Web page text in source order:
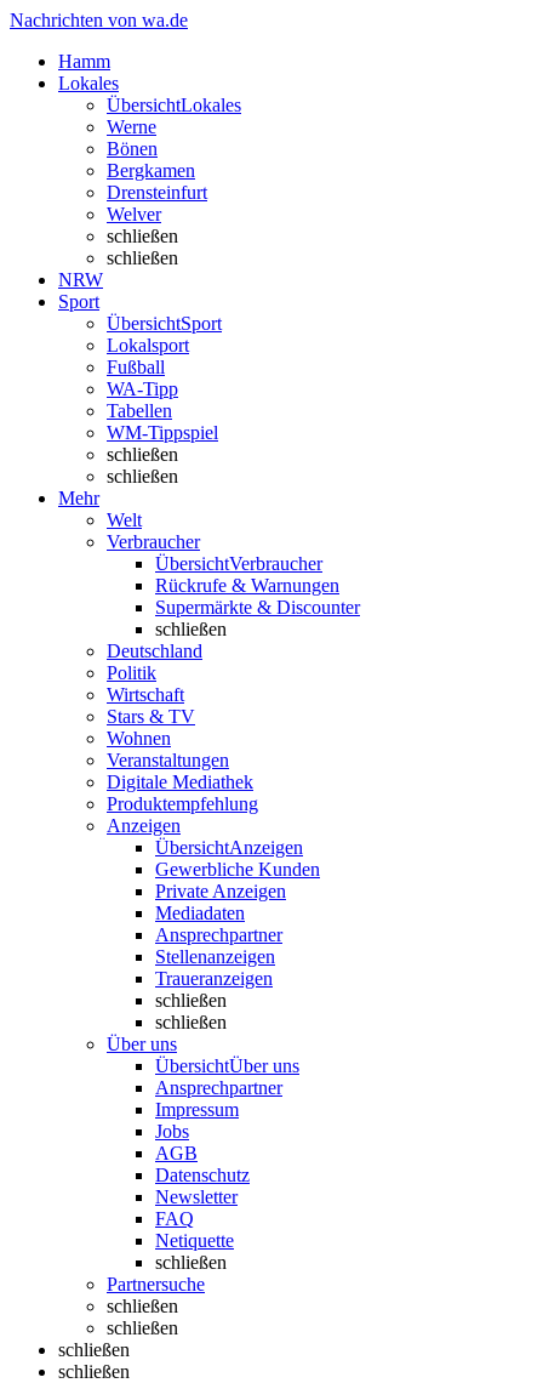
Nachrichten von wa.de
Hamm
Lokales
ÜbersichtLokales
Werne
Bönen
Bergkamen
Drensteinfurt
Welver
schließen
schließen
NRW
Sport
ÜbersichtSport
Lokalsport
Fußball
WA-Tipp
Tabellen
WM-Tippspiel
schließen
schließen
Mehr
Welt
Verbraucher
ÜbersichtVerbraucher
Rückrufe & Warnungen
Supermärkte & Discounter
schließen
Deutschland
Politik
Wirtschaft
Stars & TV
Wohnen
Veranstaltungen
Digitale Mediathek
Produktempfehlung
Anzeigen
ÜbersichtAnzeigen
Gewerbliche Kunden
Private Anzeigen
Mediadaten
Ansprechpartner
Stellenanzeigen
Traueranzeigen
schließen
schließen
Über uns
ÜbersichtÜber uns
Ansprechpartner
Impressum
Jobs
AGB
Datenschutz
Newsletter
FAQ
Netiquette
schließen
Partnersuche
schließen
schließen
schließen
schließen